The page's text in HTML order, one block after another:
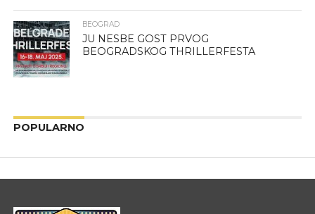
BEOGRAD
JU NESBE GOST PRVOG
BEOGRADSKOG THRILLERFESTA
POPULARNO